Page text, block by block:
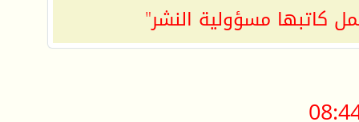
كاتبها مسؤولية النشر"